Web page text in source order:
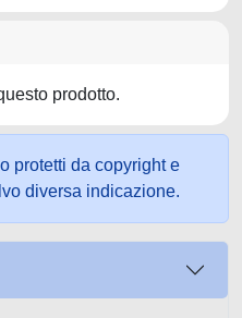
prodotto.
protetti da copyright e
diversa indicazione.